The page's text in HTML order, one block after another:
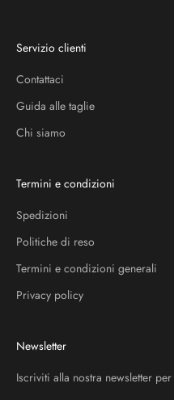
Servizio clienti
Contattaci
Guida alle taglie
Chi siamo
Termini e condizioni
Spedizioni
Politiche di reso
Termini e condizioni generali
Privacy policy
Newsletter
Iscriviti alla nostra newsletter